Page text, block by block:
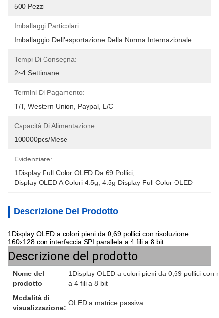
500 Pezzi
Imballaggi Particolari:
Imballaggio Dell'esportazione Della Norma Internazionale
Tempi Di Consegna:
2~4 Settimane
Termini Di Pagamento:
T/T, Western Union, Paypal, L/C
Capacità Di Alimentazione:
100000pcs/mese
Evidenziare:
1Display Full Color OLED Da.69 Pollici
Display OLED A Colori 4.5g 4.5g Display Full Color OLED
Descrizione Del Prodotto
1Display OLED a colori pieni da 0,69 pollici con risoluzione
160x128 con interfaccia SPI parallela a 4 fili a 8 bit
Descrizione del prodotto
Nome del
prodotto
1Display OLED a colori pieni da 0,69 pollici
a 4 fili a 8 bit
Modalità di
visualizzazione:
OLED a matrice passiva